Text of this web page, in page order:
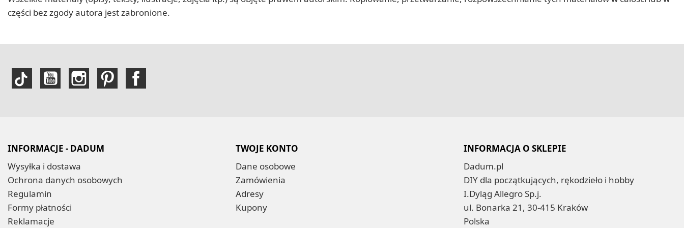
części bez zgody autora jest zabronione.
INFORMACJE - DADUM
Wysyłka i dostawa
Ochrona danych osobowych
Regulamin
Formy płatności
Reklamacje
TWOJE KONTO
Dane osobowe
Zamówienia
Adresy
Kupony
INFORMACJA O SKLEPIE
Dadum.pl
DIY dla początkujących, rękodzieło i hobby
I.Dyląg Allegro Sp.j.
ul. Bonarka 21, 30-415 Kraków
Polska